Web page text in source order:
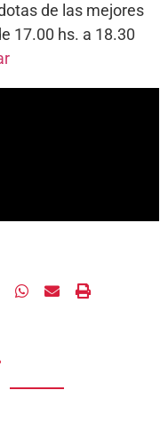
de las mejores
17.00 hs. a 18.30